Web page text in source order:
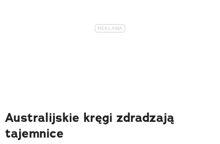
Australijskie kręgi zdradzają
tajemnice